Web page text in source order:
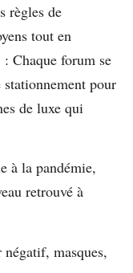
règles de
tout en
: Chaque forum se
stationnement pour
de luxe qui
à la pandémie,
retrouvé à
masques,